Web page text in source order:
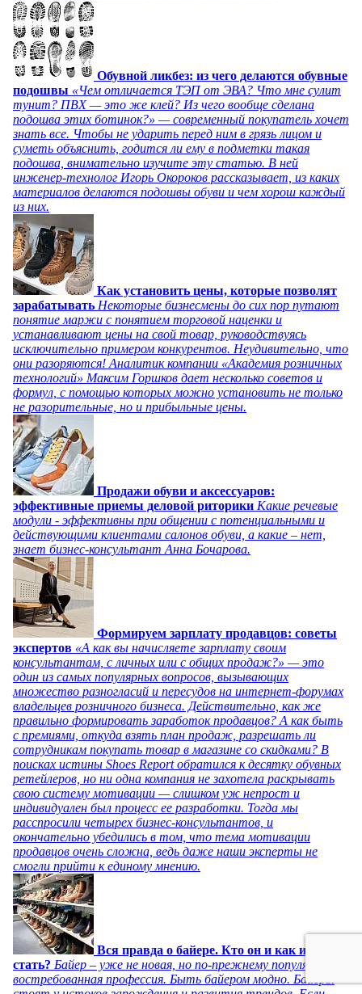
Обувной ликбез: из чего делаются обувные
подошвы «Чем отличается ТЭП от ЭВА? Что мне сулит
тунит? ПВХ — это же клей? Из чего вообще сделана
подошва этих ботинок?» — современный покупатель хочет
знать все. Чтобы не ударить перед ним в грязь лицом и
суметь объяснить, годится ли ему в подметки такая
подошва, внимательно изучите эту статью. В ней
инженер-технолог Игорь Окороков рассказывает, из каких
материалов делаются подошвы обуви и чем хорош каждый
из них.
Как установить цены, которые позволят
зарабатывать Некоторые бизнесмены до сих пор путают
понятие маржи с понятием торговой наценки и
устанавливают цены на свой товар, руководствуясь
исключительно примером конкурентов. Неудивительно, что
они разоряются! Аналитик компании «Академия розничных
технологий» Максим Горшков дает несколько советов и
формул, с помощью которых можно установить не только
не разорительные, но и прибыльные цены.
Продажи обуви и аксессуаров:
эффективные приемы деловой риторики Какие речевые
модули - эффективны при общении с потенциальными и
действующими клиентами салонов обуви, а какие – нет,
знает бизнес-консультант Анна Бочарова.
Формируем зарплату продавцов: советы
экспертов «А как вы начисляете зарплату своим
консультантам, с личных или с общих продаж?» — это
один из самых популярных вопросов, вызывающих
множество разногласий и пересудов на интернет-форумах
владельцев розничного бизнеса. Действительно, как же
правильно формировать заработок продавцов? А как быть
с премиями, откуда взять план продаж, разрешать ли
сотрудникам покупать товар в магазине со скидками? В
поисках истины Shoes Report обратился к десятку обувных
ретейлеров, но ни одна компания не захотела раскрывать
свою систему мотивации — слишком уж непрост и
индивидуален был процесс ее разработки. Тогда мы
расспросили четырех бизнес-консультантов, и
окончательно убедились в том, что тема мотивации
продавцов очень сложна, ведь даже наши эксперты не
смогли прийти к единому мнению.
Вся правда о байере. Кто он и как им
стать? Байер – уже не новая, но по-прежнему популярная и
востребованная профессия. Быть байером модно. Байеры